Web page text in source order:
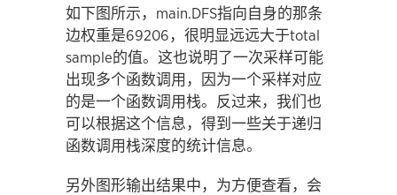
如下图所示，main.DFS指向自身的那条
边权重是69206，很明显远远大于total
sample的值。这也说明了一次采样可能
出现多个函数调用，因为一个采样对应
的是一个函数调用栈。反过来，我们也
可以根据这个信息，得到一些关于递归
函数调用栈深度的统计信息。
另外图形输出结果中，为方便查看，会